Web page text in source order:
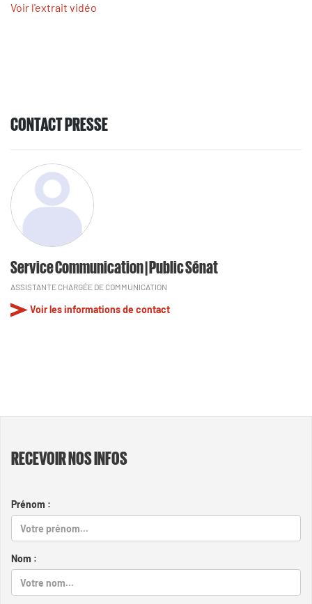
Voir l'extrait vidéo
CONTACT PRESSE
Service Communication | Public Sénat
ASSISTANTE CHARGÉE DE COMMUNICATION
Voir les informations de contact
RECEVOIR NOS INFOS
Prénom :
Nom :